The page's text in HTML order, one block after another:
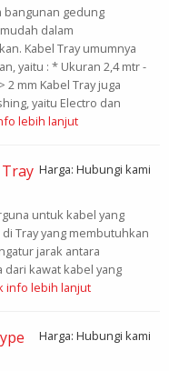
bangunan gedung
dalam
Kabel Tray umumnya
yaitu : * Ukuran 2,4 mtr -
2 mm Kabel Tray juga
yaitu Electro dan
lebih lanjut
Harga: Hubungi kami
untuk kabel yang
Tray yang membutuhkan
jarak antara
kawat kabel yang
info lebih lanjut
Harga: Hubungi kami